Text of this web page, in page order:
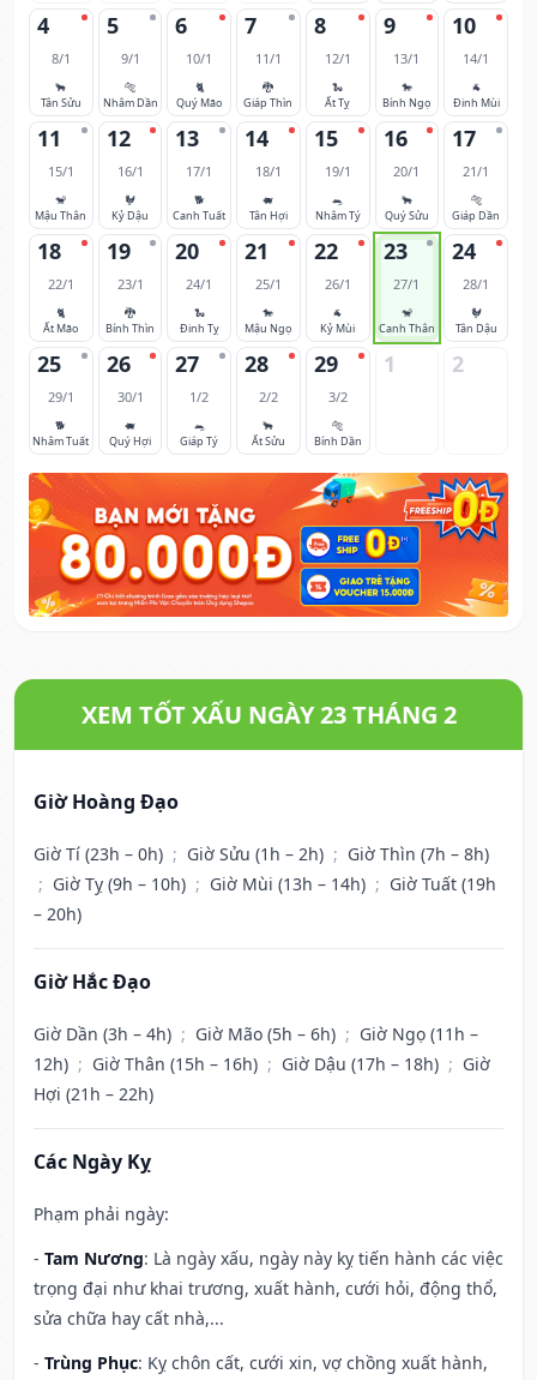
4
8/1
🐂
Tân Sửu
5
9/1
🐅
Nhâm Dần
6
10/1
🐈
Quý Mão
7
11/1
🐉
Giáp Thìn
8
12/1
🐍
Ất Tỵ
9
13/1
🐎
Bính Ngọ
10
14/1
🐐
Đinh Mùi
11
15/1
🐒
Mậu Thân
12
16/1
🐓
Kỷ Dậu
13
17/1
🐕
Canh Tuất
14
18/1
🐖
Tân Hợi
15
19/1
🐀
Nhâm Tý
16
20/1
🐂
Quý Sửu
17
21/1
🐅
Giáp Dần
18
22/1
🐈
Ất Mão
19
23/1
🐉
Bính Thìn
20
24/1
🐍
Đinh Tỵ
21
25/1
🐎
Mậu Ngọ
22
26/1
🐐
Kỷ Mùi
23
27/1
🐒
Canh Thân
24
28/1
🐓
Tân Dậu
25
29/1
🐕
Nhâm Tuất
26
30/1
🐖
Quý Hợi
27
1/2
🐀
Giáp Tý
28
2/2
🐂
Ất Sửu
29
3/2
🐅
Bính Dần
1 2
XEM TỐT XẤU NGÀY 23 THÁNG 2
Giờ Hoàng Đạo
Giờ Tí (23h – 0h) ; Giờ Sửu (1h – 2h) ; Giờ Thìn (7h – 8h)
; Giờ Tỵ (9h – 10h) ; Giờ Mùi (13h – 14h) ; Giờ Tuất (19h
– 20h)
Giờ Hắc Đạo
Giờ Dần (3h – 4h) ; Giờ Mão (5h – 6h) ; Giờ Ngọ (11h –
12h) ; Giờ Thân (15h – 16h) ; Giờ Dậu (17h – 18h) ; Giờ
Hợi (21h – 22h)
Các Ngày Kỵ
Phạm phải ngày:
- Tam Nương: Là ngày xấu, ngày này kỵ tiến hành các việc
trọng đại như khai trương, xuất hành, cưới hỏi, động thổ,
sửa chữa hay cất nhà,...
- Trùng Phục: Kỵ chôn cất, cưới xin, vợ chồng xuất hành,